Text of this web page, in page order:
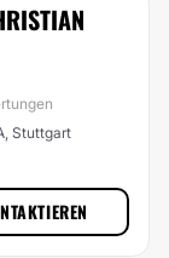
Stuttgart